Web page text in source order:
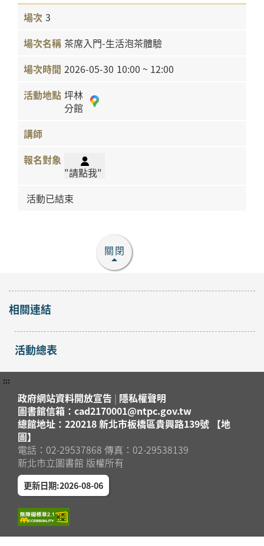
3
茶席入門-生活泡茶體驗
2026-05-30 10:00 ~ 12:00
坪林
分館
"請點我"
活動已結束
關閉
相關連結
活動總表
:::
政府網站資料開放宣告 | 隱私權聲明
圖書館信箱：cad2170001@ntpc.gov.tw
總館地址：220218 新北市板橋區貴興路139號 【地
圖】
電話：02-29537868 傳真：02-29538139
新北市立圖書館 版權所有
更新日期:2026-08-06